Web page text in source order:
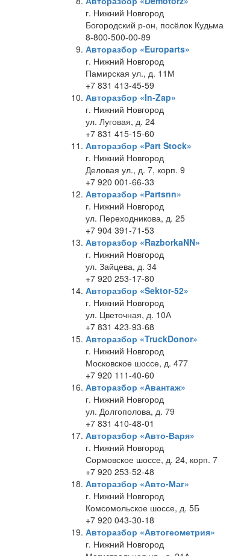
г. Нижний Новгород
Богородский р-он, посёлок Кудьма
8-800-500-00-89
Авторазбор «Europarts»
г. Нижний Новгород
Памирская ул., д. 11М
+7 831 413-45-59
Авторазбор «In-Zap»
г. Нижний Новгород
ул. Луговая, д. 24
+7 831 415-15-60
Авторазбор «Part Stock»
г. Нижний Новгород
Деловая ул., д. 7, корп. 9
+7 920 001-66-33
Авторазбор «Partsnn»
г. Нижний Новгород
ул. Переходникова, д. 25
+7 904 391-71-53
Авторазбор «RazborkaNN»
г. Нижний Новгород
ул. Зайцева, д. 34
+7 920 253-17-80
Авторазбор «Sektor-52»
г. Нижний Новгород
ул. Цветочная, д. 10А
+7 831 423-93-68
Авторазбор «TruckDonor»
г. Нижний Новгород
Московское шоссе, д. 477
+7 920 111-40-60
Авторазбор «Авантаж»
г. Нижний Новгород
ул. Долгополова, д. 79
+7 831 410-48-01
Авторазбор «Авто-Варя»
г. Нижний Новгород
Сормовское шоссе, д. 24, корп. 7
+7 920 253-52-48
Авторазбор «Авто-Маг»
г. Нижний Новгород
Комсомольское шоссе, д. 5Б
+7 920 043-30-18
Авторазбор «Автогеометрия»
г. Нижний Новгород